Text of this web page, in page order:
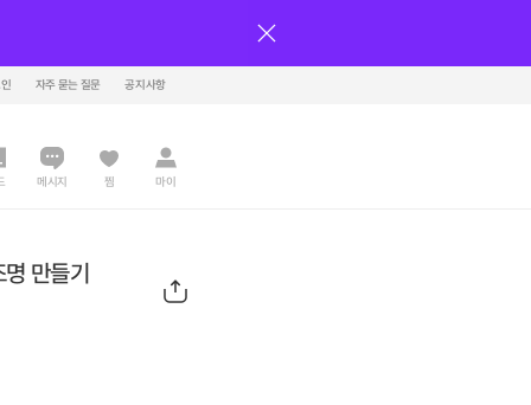
자주 묻는 질문 공지사항
메시지 찜 마이
만들기